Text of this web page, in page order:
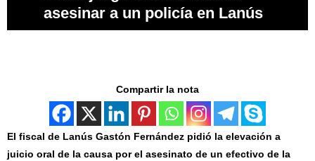
asesinar a un policía en Lanús
Compartir la nota
El fiscal de Lanús Gastón Fernández pidió la elevación a
juicio oral de la causa por el asesinato de un efectivo de la